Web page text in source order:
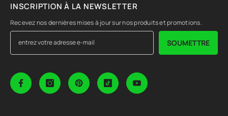
INSCRIPTION À LA NEWSLETTER
Recevez nos dernières mises à jour sur nos produits et promotions.
SOUMETTRE